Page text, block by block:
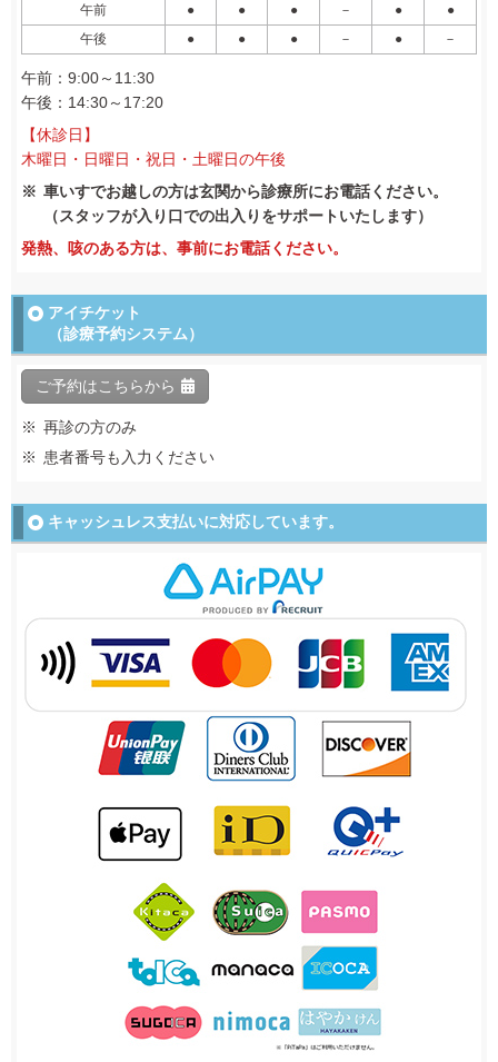
午前 ● ● ● － ●
●
午後
● ● ● － ● －
午前：9:00～11:30
午後：14:30～17:20
【休診日】
木曜日・日曜日・祝日・土曜日の午後
車いすでお越しの方は玄関から診療所にお電話ください。
（スタッフが入り口での出入りをサポートいたします）
発熱、咳のある方は、事前にお電話ください。
アイチケット
（診療予約システム）
ご予約はこちらから
再診の方のみ
患者番号も入力ください
キャッシュレス支払いに対応しています。